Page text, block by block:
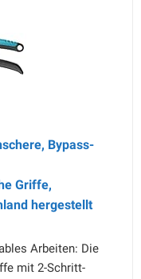
Bypass-
Griffe,
hergestellt
Arbeiten: Die
mit 2-Schritt-